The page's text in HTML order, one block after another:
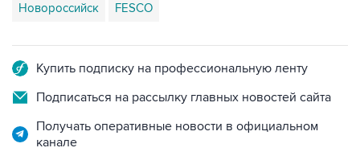
Новороссийск FESCO
Купить подписку на профессиональную ленту
Подписаться на рассылку главных новостей сайта
Получать оперативные новости в официальном
канале